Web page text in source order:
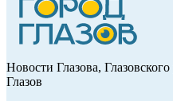
Новости Глазова,
Глазов